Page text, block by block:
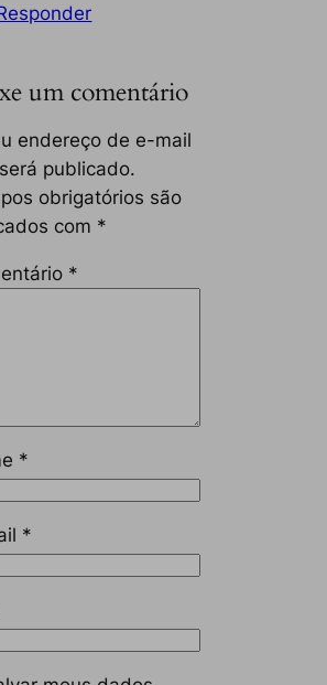
um comentário
endereço de e-mail
publicado.
obrigatórios são
com *
*
*
*